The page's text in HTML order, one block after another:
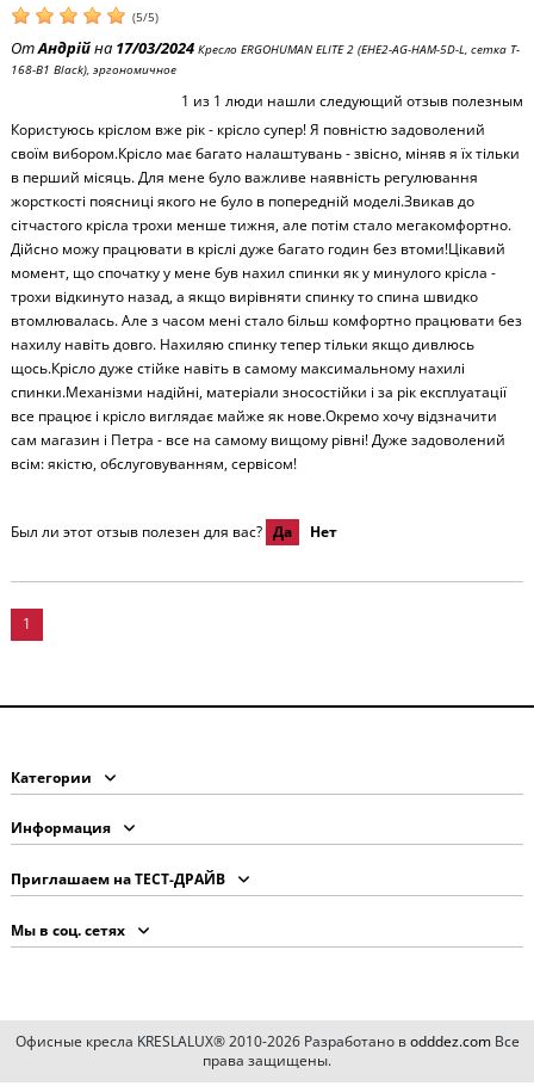
(5/5)
ОтАндрійна 17/03/2024 Кресло ERGOHUMAN ELITE 2 (EHE2-AG-HAM-5D-L, сетка T-
168-B1 Black), эргономичное
1 из 1 люди нашли следующий отзыв полезным
Користуюсь кріслом вже рік - крісло супер! Я повністю задоволений
своїм вибором.Крісло має багато налаштувань - звісно, міняв я їх тільки
в перший місяць. Для мене було важливе наявність регулювання
жорсткості поясниці якого не було в попередній моделі.Звикав до
сітчастого крісла трохи менше тижня, але потім стало мегакомфортно.
Дійсно можу працювати в кріслі дуже багато годин без втоми!Цікавий
момент, що спочатку у мене був нахил спинки як у минулого крісла -
трохи відкинуто назад, а якщо вирівняти спинку то спина швидко
втомлювалась. Але з часом мені стало більш комфортно працювати без
нахилу навіть довго. Нахиляю спинку тепер тільки якщо дивлюсь
щось.Крісло дуже стійке навіть в самому максимальному нахилі
спинки.Механізми надійні, матеріали зносостійки і за рік експлуатації
все працює і крісло виглядає майже як нове.Окремо хочу відзначити
сам магазин і Петра - все на самому вищому рівні! Дуже задоволений
всім: якістю, обслуговуванням, сервісом!
Был ли этот отзыв полезен для вас? Да Нет
1
Категории
Информация
Приглашаем на ТЕСТ-ДРАЙВ
Мы в соц. сетях
Офисные кресла KRESLALUX® 2010-2026 Разработано вodddez.comВсе
права защищены.